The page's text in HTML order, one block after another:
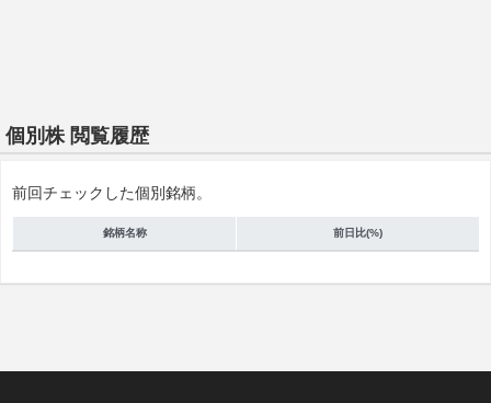
個別株 閲覧履歴
前回チェックした個別銘柄。
銘柄名称 前日比(%)